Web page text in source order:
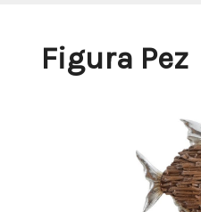
Figura Pez